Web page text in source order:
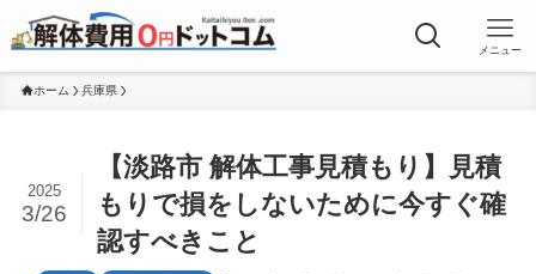
メニュー
ホーム 兵庫県
【淡路市 解体工事見積もり】見積
もりで損をしないために今すぐ確
認すべきこと
2025
3/26